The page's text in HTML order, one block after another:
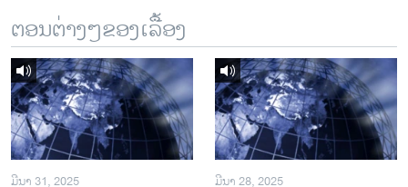
ຕອນຕ່າງໆຂອງເລື້ອງ
ມີນາ 31, 2025 ມີນາ 28, 2025